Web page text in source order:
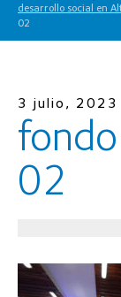
desarrollo social en
02
3 julio, 2023
02